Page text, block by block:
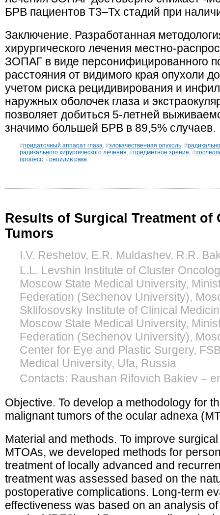
БРВ пациентов Т3–Тх стадий при
Заключение. Разработанная
хирургического лечения местно-
ЗОПАГ в виде персонифицированного
расстояния от видимого края опухоли
учетом риска рецидивирования и
наружных оболочек глаза и
позволяет добиться 5-летней
значимо большей БРВ в 89,5% случаев.
#придаточный аппарат глаза, #злокачественная опухоль, #
радикального хирургического лечения, #предметное зрение, #
процесс, #рецидив рака
Results of Surgical Treatment of
Tumors
I.V. Reshetov, E.R. Muldashev, R.R.
L.L. Levshin Institute of Cluster
Moscow State Medical University,
Federation (Sechenov University),
Sklifosovsky Institute of Clinical
Moscow State Medical University,
Federation (Sechenov University),
Center for Eye and Plastic Surgery,
Medical University, Ufa, Russia
Contacts: Raushan Rifovich Bakiev –
Objective. To develop a methodology for
malignant tumors of the ocular adnexa
Material and methods. To improve
MTOAs, we developed methods for
treatment of locally advanced and
treatment was assessed based on the
postoperative complications. Long-term
effectiveness was based on an analysis